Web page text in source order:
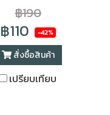
฿190
฿110 -42%
สั่งซื้อสินค้า
เปรียบเทียบ